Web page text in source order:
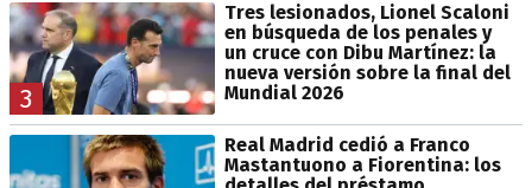
3
Tres lesionados, Lionel Scaloni
en búsqueda de los penales y
un cruce con Dibu Martínez: la
nueva versión sobre la final del
Mundial 2026
Real Madrid cedió a Franco
Mastantuono a Fiorentina: los